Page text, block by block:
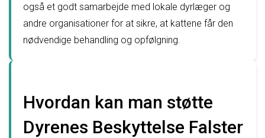
også et godt samarbejde med lokale dyrlæger og
andre organisationer for at sikre, at kattene får den
nødvendige behandling og opfølgning.
Hvordan kan man støtte
Dyrenes Beskyttelse Falster